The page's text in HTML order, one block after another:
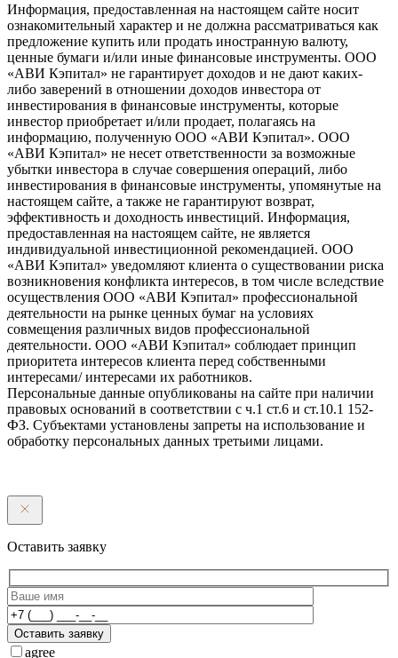
Информация, предоставленная на настоящем сайте носит
ознакомительный характер и не должна рассматриваться как
предложение купить или продать иностранную валюту,
ценные бумаги и/или иные финансовые инструменты. ООО
«АВИ Кэпитал» не гарантирует доходов и не дают каких-
либо заверений в отношении доходов инвестора от
инвестирования в финансовые инструменты, которые
инвестор приобретает и/или продает, полагаясь на
информацию, полученную ООО «АВИ Кэпитал». ООО
«АВИ Кэпитал» не несет ответственности за возможные
убытки инвестора в случае совершения операций, либо
инвестирования в финансовые инструменты, упомянутые на
настоящем сайте, а также не гарантируют возврат,
эффективность и доходность инвестиций. Информация,
предоставленная на настоящем сайте, не является
индивидуальной инвестиционной рекомендацией. ООО
«АВИ Кэпитал» уведомляют клиента о существовании риска
возникновения конфликта интересов, в том числе вследствие
осуществления ООО «АВИ Кэпитал» профессиональной
деятельности на рынке ценных бумаг на условиях
совмещения различных видов профессиональной
деятельности. ООО «АВИ Кэпитал» соблюдает принцип
приоритета интересов клиента перед собственными
интересами/ интересами их работников.
Персональные данные опубликованы на сайте при наличии
правовых оснований в соответствии с ч.1 ст.6 и ст.10.1 152-
ФЗ. Субъектами установлены запреты на использование и
обработку персональных данных третьими лицами.
Оставить заявку
Оставить заявку
agree